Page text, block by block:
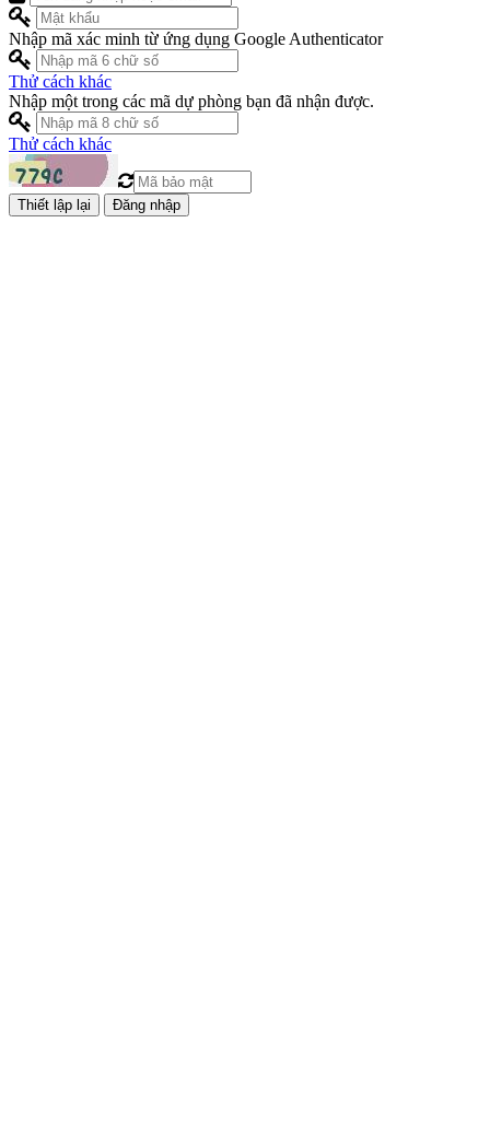
Nhập mã xác minh từ ứng dụng Google Authenticator
Thử cách khác
Nhập một trong các mã dự phòng bạn đã nhận được.
Thử cách khác
Đăng nhập